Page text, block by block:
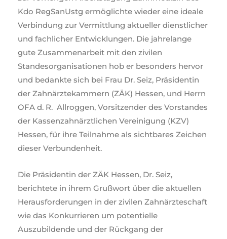
Kdo RegSanUstg ermöglichte wieder eine ideale
Verbindung zur Vermittlung aktueller dienstlicher
und fachlicher Entwicklungen. Die jahrelange
gute Zusammenarbeit mit den zivilen
Standesorganisationen hob er besonders hervor
und bedankte sich bei Frau Dr. Seiz, Präsidentin
der Zahnärztekammern (ZÄK) Hessen, und Herrn
OFA d. R. Allroggen, Vorsitzender des Vorstandes
der Kassenzahnärztlichen Vereinigung (KZV)
Hessen, für ihre Teilnahme als sichtbares Zeichen
dieser Verbundenheit.
Die Präsidentin der ZÄK Hessen, Dr. Seiz,
berichtete in ihrem Grußwort über die aktuellen
Herausforderungen in der zivilen Zahnärzteschaft
wie das Konkurrieren um potentielle
Auszubildende und der Rückgang der